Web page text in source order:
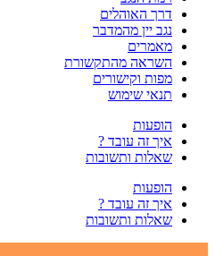
דרך האוהלים
נגב יין מהמדבר
מאמרים
השראה מהתקשורת
מפות וקישורים
תנאי שימוש
הופעות
איך זה עובד ?
שאלות ותשובות
הופעות
איך זה עובד ?
שאלות ותשובות